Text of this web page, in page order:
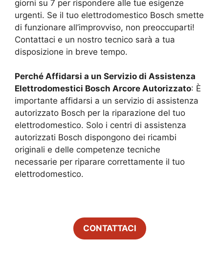
giorni su 7 per rispondere alle tue esigenze
urgenti. Se il tuo elettrodomestico Bosch smette
di funzionare all’improvviso, non preoccuparti!
Contattaci e un nostro tecnico sarà a tua
disposizione in breve tempo.
Perché Affidarsi a un Servizio di Assistenza
Elettrodomestici Bosch Arcore Autorizzato: È
importante affidarsi a un servizio di assistenza
autorizzato Bosch per la riparazione del tuo
elettrodomestico. Solo i centri di assistenza
autorizzati Bosch dispongono dei ricambi
originali e delle competenze tecniche
necessarie per riparare correttamente il tuo
elettrodomestico.
CONTATTACI